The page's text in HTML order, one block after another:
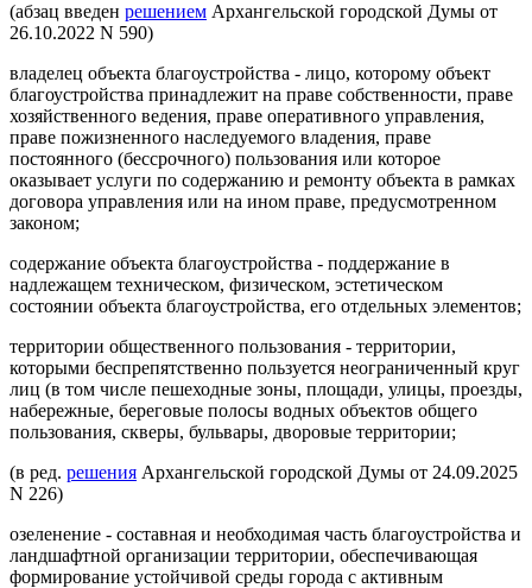
(абзац введен решением Архангельской городской Думы от
26.10.2022 N 590)
владелец объекта благоустройства - лицо, которому объект
благоустройства принадлежит на праве собственности, праве
хозяйственного ведения, праве оперативного управления,
праве пожизненного наследуемого владения, праве
постоянного (бессрочного) пользования или которое
оказывает услуги по содержанию и ремонту объекта в рамках
договора управления или на ином праве, предусмотренном
законом;
содержание объекта благоустройства - поддержание в
надлежащем техническом, физическом, эстетическом
состоянии объекта благоустройства, его отдельных элементов;
территории общественного пользования - территории,
которыми беспрепятственно пользуется неограниченный круг
лиц (в том числе пешеходные зоны, площади, улицы, проезды,
набережные, береговые полосы водных объектов общего
пользования, скверы, бульвары, дворовые территории;
(в ред. решения Архангельской городской Думы от 24.09.2025
N 226)
озеленение - составная и необходимая часть благоустройства и
ландшафтной организации территории, обеспечивающая
формирование устойчивой среды города с активным